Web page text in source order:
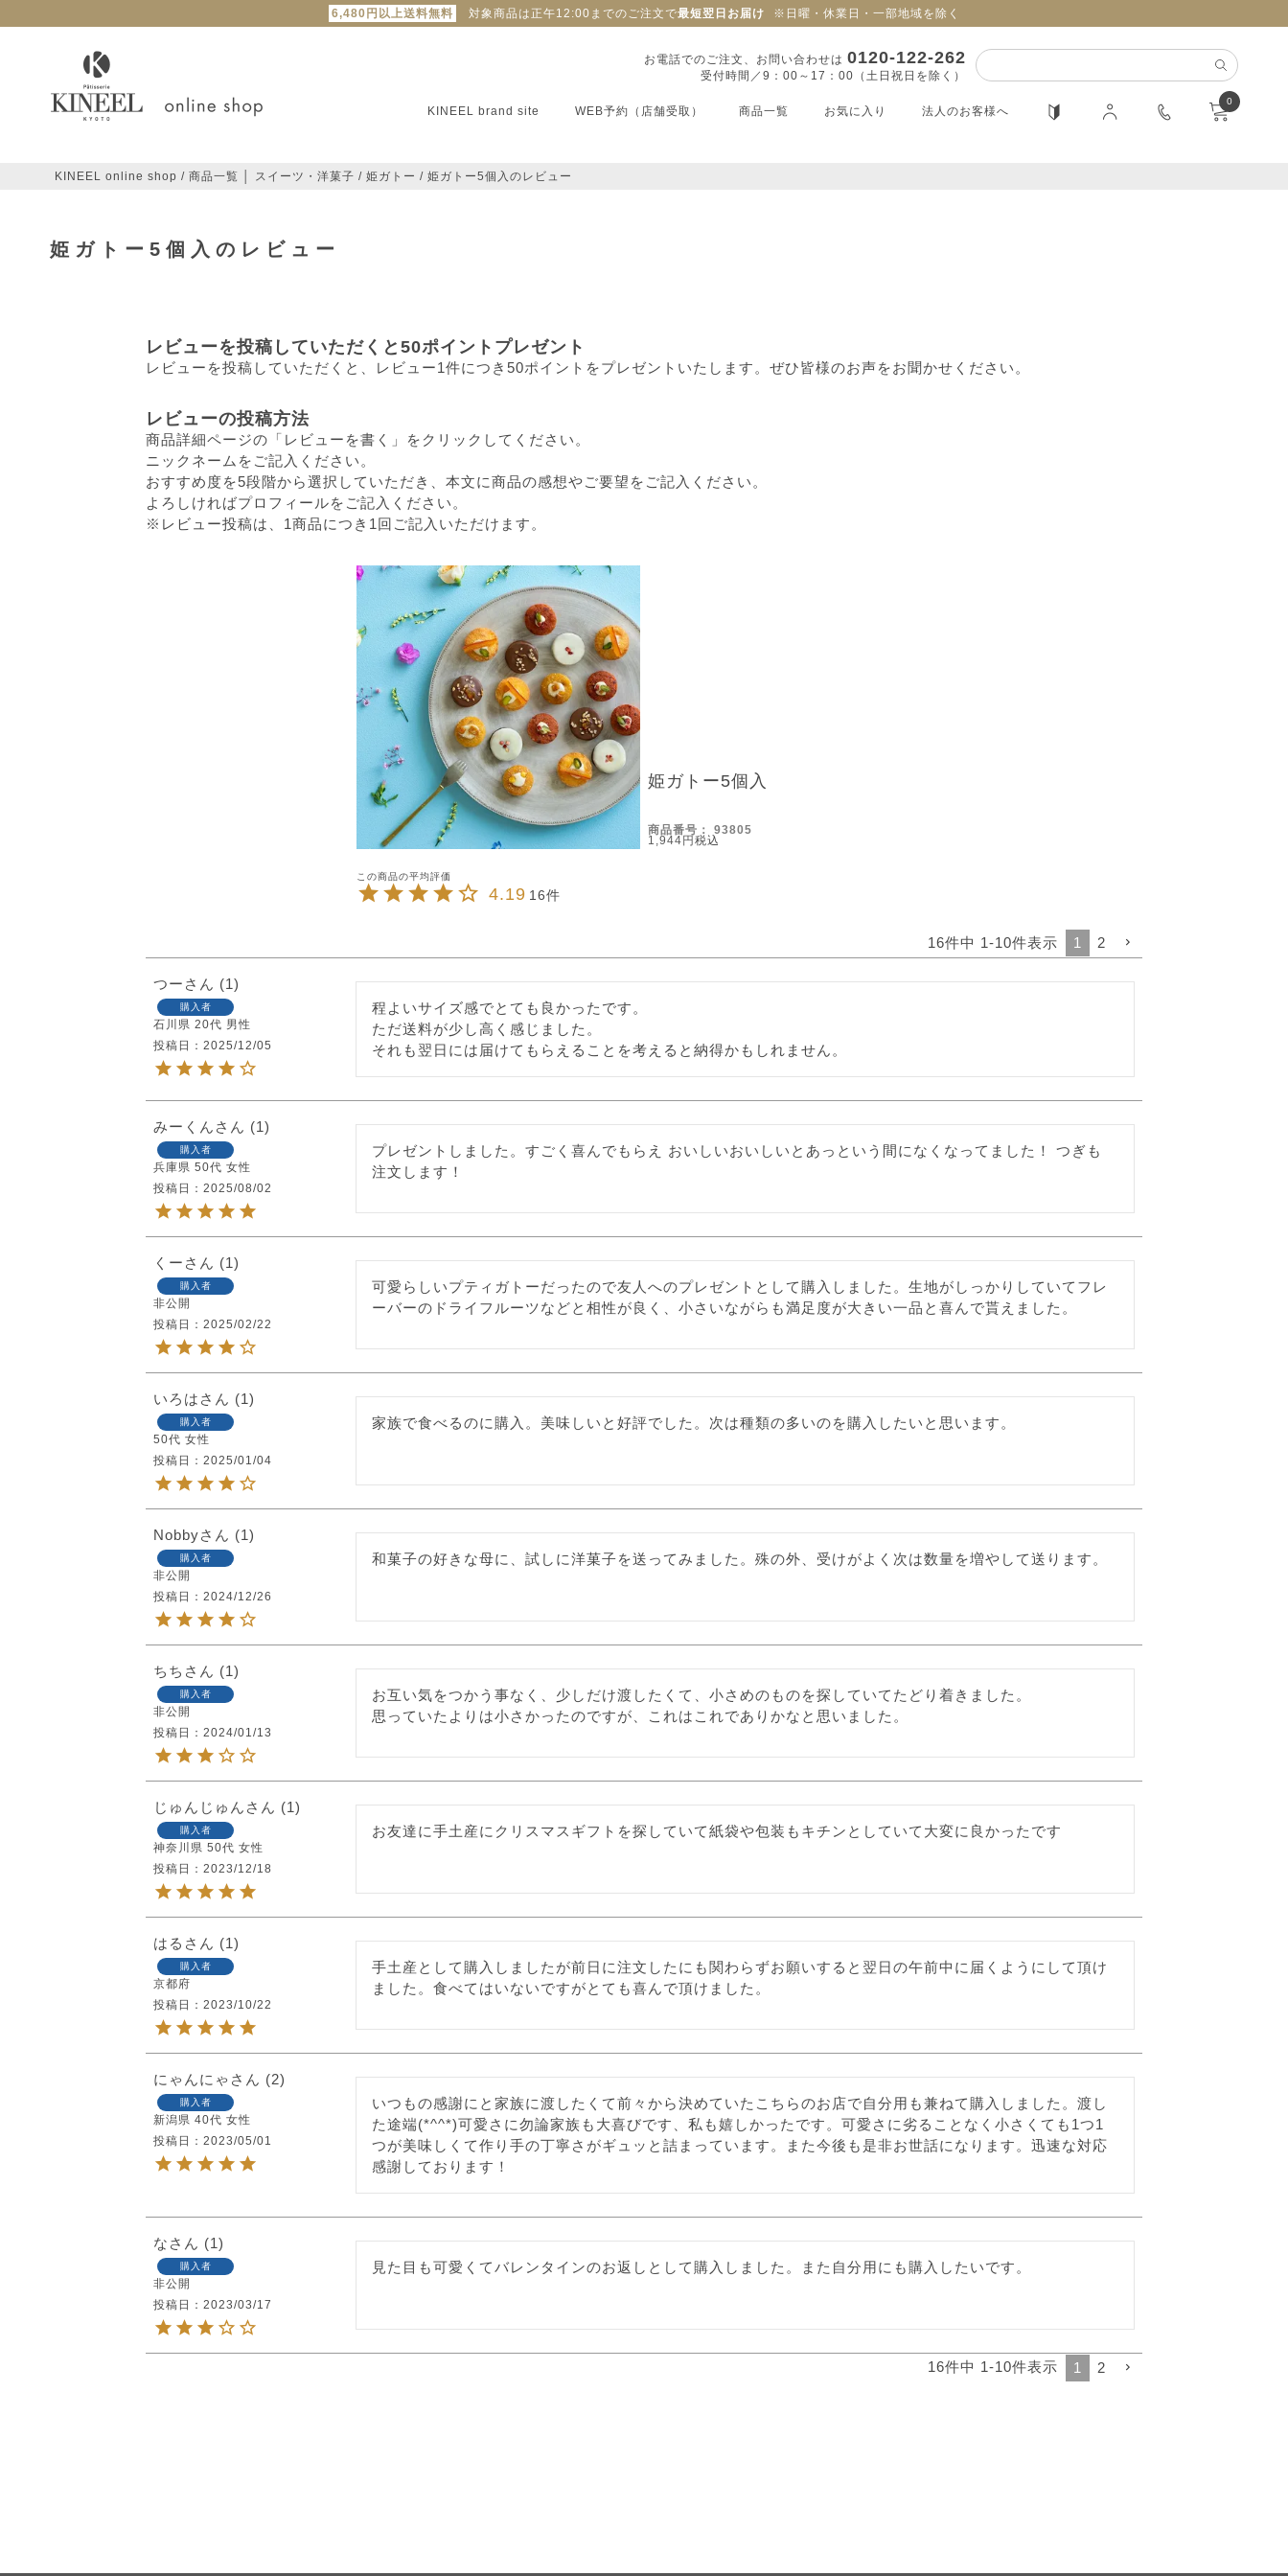
6,480円以上送料無料 対象商品は正午12:00までのご注文で最短翌日お届け ※日曜・休業日・一部地域を除く
お電話でのご注文、お問い合わせは 0120-122-262
受付時間／9：00～17：00（土日祝日を除く）
KINEEL brand site WEB予約（店舗受取） 商品一覧 お気に入り 法人のお客様へ
0
KINEEL online shop 商品一覧 │ スイーツ・洋菓子 姫ガトー 姫ガトー5個入のレビュー
姫ガトー5個入のレビュー
レビューを投稿していただくと50ポイントプレゼント
レビューを投稿していただくと、レビュー1件につき50ポイントをプレゼントいたします。ぜひ皆様のお声をお聞かせください。
レビューの投稿方法
商品詳細ページの「レビューを書く」をクリックしてください。
ニックネームをご記入ください。
おすすめ度を5段階から選択していただき、本文に商品の感想やご要望をご記入ください。
よろしければプロフィールをご記入ください。
※レビュー投稿は、1商品につき1回ご記入いただけます。
姫ガトー5個入
商品番号 93805
1,944 税込
4.19 16
16件中 1-10件表示 1 2
つー 1
購入者
石川県 20代 男性
投稿日
2025/12/05
程よいサイズ感でとても良かったです。
ただ送料が少し高く感じました。
それも翌日には届けてもらえることを考えると納得かもしれません。
みーくん 1
購入者
兵庫県 50代 女性
投稿日
2025/08/02
プレゼントしました。すごく喜んでもらえ おいしいおいしいとあっという間になくなってました！ つぎも
注文します！
くー 1
購入者
非公開
投稿日
2025/02/22
可愛らしいプティガトーだったので友人へのプレゼントとして購入しました。生地がしっかりしていてフレ
ーバーのドライフルーツなどと相性が良く、小さいながらも満足度が大きい一品と喜んで貰えました。
いろは 1
購入者
50代 女性
投稿日
2025/01/04
家族で食べるのに購入。美味しいと好評でした。次は種類の多いのを購入したいと思います。
Nobby 1
購入者
非公開
投稿日
2024/12/26
和菓子の好きな母に、試しに洋菓子を送ってみました。殊の外、受けがよく次は数量を増やして送ります。
ちち 1
購入者
非公開
投稿日
2024/01/13
お互い気をつかう事なく、少しだけ渡したくて、小さめのものを探していてたどり着きました。
思っていたよりは小さかったのですが、これはこれでありかなと思いました。
じゅんじゅん 1
購入者
神奈川県 50代 女性
投稿日
2023/12/18
お友達に手土産にクリスマスギフトを探していて紙袋や包装もキチンとしていて大変に良かったです
はる 1
購入者
京都府
投稿日
2023/10/22
手土産として購入しましたが前日に注文したにも関わらずお願いすると翌日の午前中に届くようにして頂け
ました。食べてはいないですがとても喜んで頂けました。
にゃんにゃ 2
購入者
新潟県 40代 女性
投稿日
2023/05/01
いつもの感謝にと家族に渡したくて前々から決めていたこちらのお店で自分用も兼ねて購入しました。渡し
た途端(*^^*)可愛さに勿論家族も大喜びです、私も嬉しかったです。可愛さに劣ることなく小さくても1つ1
つが美味しくて作り手の丁寧さがギュッと詰まっています。また今後も是非お世話になります。迅速な対応
感謝しております！
な 1
購入者
非公開
投稿日
2023/03/17
見た目も可愛くてバレンタインのお返しとして購入しました。また自分用にも購入したいです。
16件中 1-10件表示 1 2